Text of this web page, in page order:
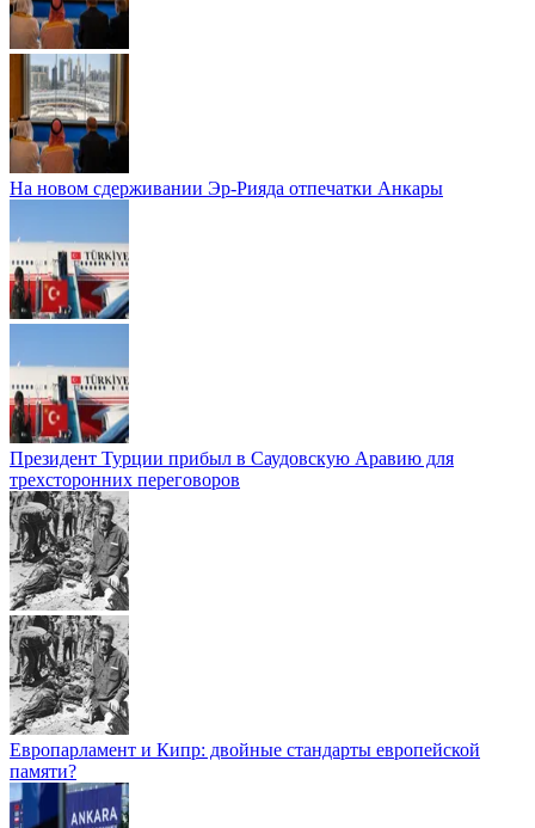
На новом сдерживании Эр-Рияда отпечатки Анкары
Президент Турции прибыл в Саудовскую Аравию для
трехсторонних переговоров
Европарламент и Кипр: двойные стандарты европейской
памяти?